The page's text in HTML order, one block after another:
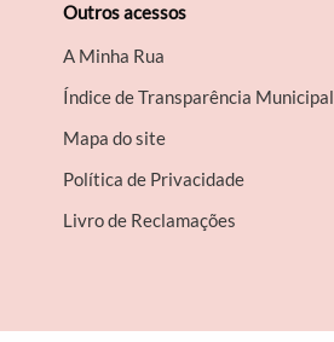
Outros acessos
A Minha Rua
Índice de Transparência Municipal
Mapa do site
Política de Privacidade
Livro de Reclamações